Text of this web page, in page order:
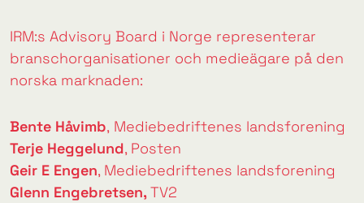
IRM:s Advisory Board i Norge representerar
branschorganisationer och medieägare på den
norska marknaden:
Bente Håvimb, Mediebedriftenes landsforening
Terje Heggelund, Posten
Geir E Engen, Mediebedriftenes landsforening
Glenn Engebretsen, TV2